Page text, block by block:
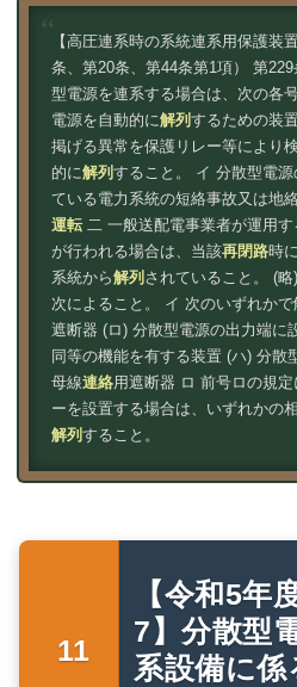
【高圧連系時の系統連系用保護装
条、第20条、第44条第1項） 第
型電源を連系する場合は、次の各
電源を自動的に解列 するための装
掲げる異常を保護リレー等により
的に解列 すること。 イ 分散型電
ている電力系統の短絡事故又は地
運転二 一般送配電事業者が運用
が行われる場合は、当該再閉路時
系統から解列 されていること。 (
次によること。 イ 次のいずれか
遮断器 (ロ) 分散型電源の出力端に
同等の機能を有する装置 (ハ) 分散
母線連絡用遮断器 ロ 前号ロの規
ーを設置する場合は、いずれかの
解列 すること。
【令和5年
7】分散型
系設備に